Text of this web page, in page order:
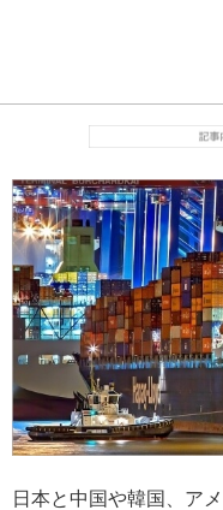
日本と中国や韓国、ア